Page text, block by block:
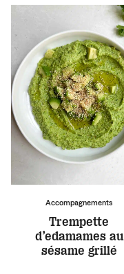
Accompagnements
Trempette
d’edamames au
sésame grillé